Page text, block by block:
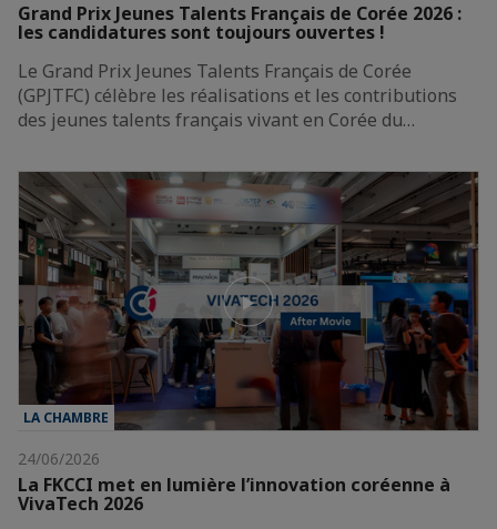
Grand Prix Jeunes Talents Français de Corée 2026 :
les candidatures sont toujours ouvertes !
Le Grand Prix Jeunes Talents Français de Corée
(GPJTFC) célèbre les réalisations et les contributions
des jeunes talents français vivant en Corée du…
LA CHAMBRE
24/06/2026
La FKCCI met en lumière l’innovation coréenne à
VivaTech 2026